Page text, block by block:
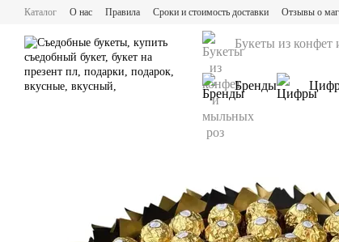
Перейти к основному контенту
Каталог О нас Правила Сроки и стоимость доставки Отзывы о
Букеты из
Бренды